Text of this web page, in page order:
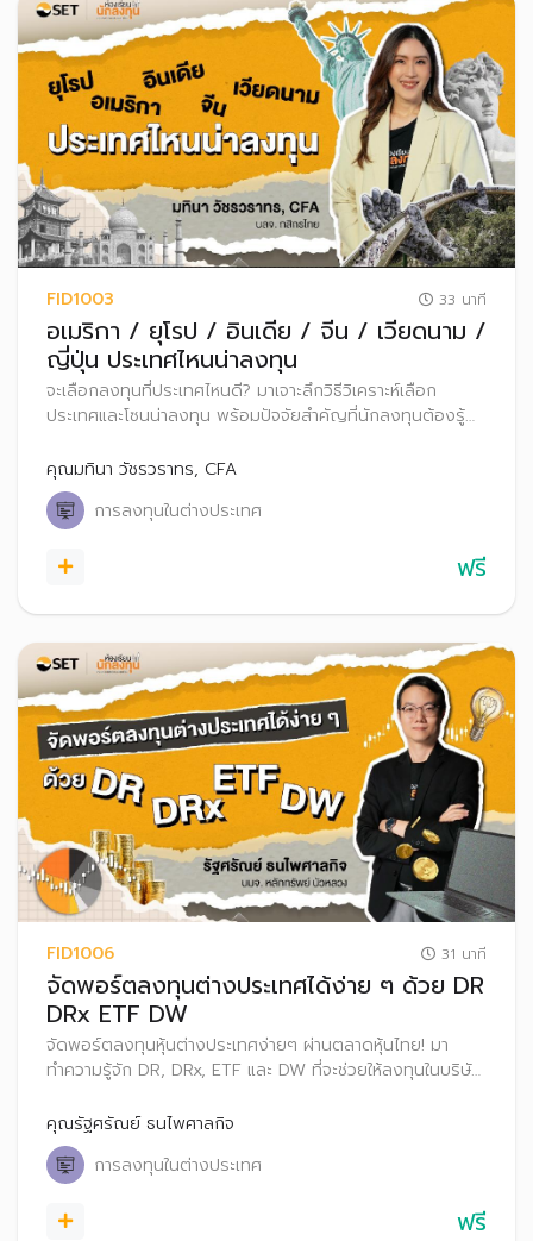
FID1003 33 นาที
อเมริกา / ยุโรป / อินเดีย / จีน / เวียดนาม /
ญี่ปุ่น ประเทศไหนน่าลงทุน
จะเลือกลงทุนที่ประเทศไหนดี? มาเจาะลึกวิธีวิเคราะห์เลือก
ประเทศและโซนน่าลงทุน พร้อมปัจจัยสำคัญที่นักลงทุนต้องรู้
ยุโรป จีน อินเดีย เวียดนาม หรือญี่ปุ่น
คุณมทินา วัชรวราทร, CFA
การลงทุนในต่างประเทศ
ฟรี
FID1006 31 นาที
จัดพอร์ตลงทุนต่างประเทศได้ง่าย ๆ ด้วย DR
DRx ETF DW
จัดพอร์ตลงทุนหุ้นต่างประเทศง่ายๆ ผ่านตลาดหุ้นไทย! มา
ทำความรู้จัก DR, DRx, ETF และ DW ที่จะช่วยให้ลงทุนในบริษัท
คุณรัฐศรัณย์ ธนไพศาลกิจ
การลงทุนในต่างประเทศ
ฟรี